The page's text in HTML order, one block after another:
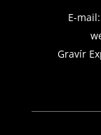
E-mail:
Gravír